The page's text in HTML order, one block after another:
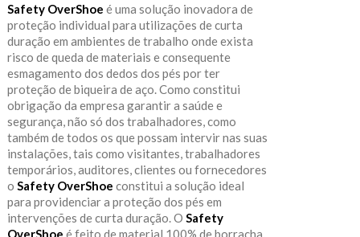
Safety OverShoe é uma solução inovadora de
proteção individual para utilizações de curta
duração em ambientes de trabalho onde exista
risco de queda de materiais e consequente
esmagamento dos dedos dos pés por ter
proteção de biqueira de aço. Como constitui
obrigação da empresa garantir a saúde e
segurança, não só dos trabalhadores, como
também de todos os que possam intervir nas suas
instalações, tais como visitantes, trabalhadores
temporários, auditores, clientes ou fornecedores
o Safety OverShoe constitui a solução ideal
para providenciar a proteção dos pés em
intervenções de curta duração. O Safety
OverShoe é feito de material 100% de borracha,